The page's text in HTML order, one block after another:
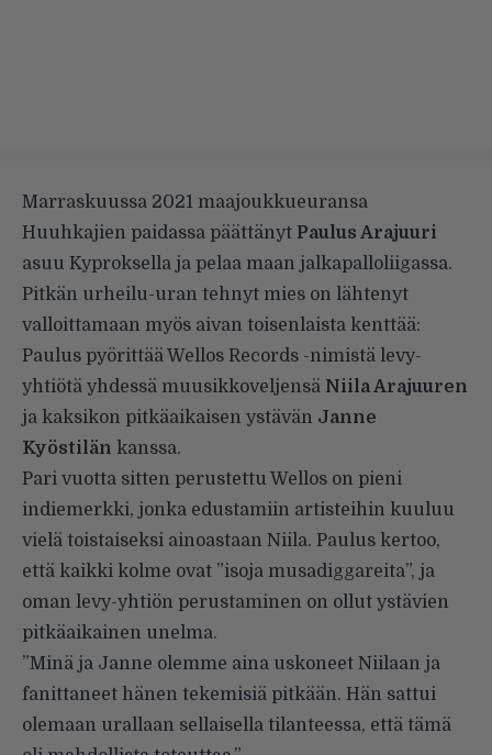
Marraskuussa 2021 maajoukkueuransa
Huuhkajien paidassa päättänyt Paulus Arajuuri
asuu Kyproksella ja pelaa maan jalkapalloliigassa.
Pitkän urheilu-uran tehnyt mies on lähtenyt
valloittamaan myös aivan toisenlaista kenttää:
Paulus pyörittää Wellos Records -nimistä levy-
yhtiötä yhdessä muusikkoveljensä Niila Arajuuren
ja kaksikon pitkäaikaisen ystävän Janne
Kyöstilän kanssa.
Pari vuotta sitten perustettu Wellos on pieni
indiemerkki, jonka edustamiin artisteihin kuuluu
vielä toistaiseksi ainoastaan Niila. Paulus kertoo,
että kaikki kolme ovat ”isoja musadiggareita”, ja
oman levy-yhtiön perustaminen on ollut ystävien
pitkäaikainen unelma.
”Minä ja Janne olemme aina uskoneet Niilaan ja
fanittaneet hänen tekemisiä pitkään. Hän sattui
olemaan urallaan sellaisella tilanteessa, että tämä